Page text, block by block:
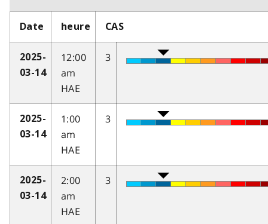
Date heure CAS
2025-
03-14
12:00
am
HAE
3
2025-
03-14
1:00
am
HAE
3
2025-
03-14
2:00
am
HAE
3